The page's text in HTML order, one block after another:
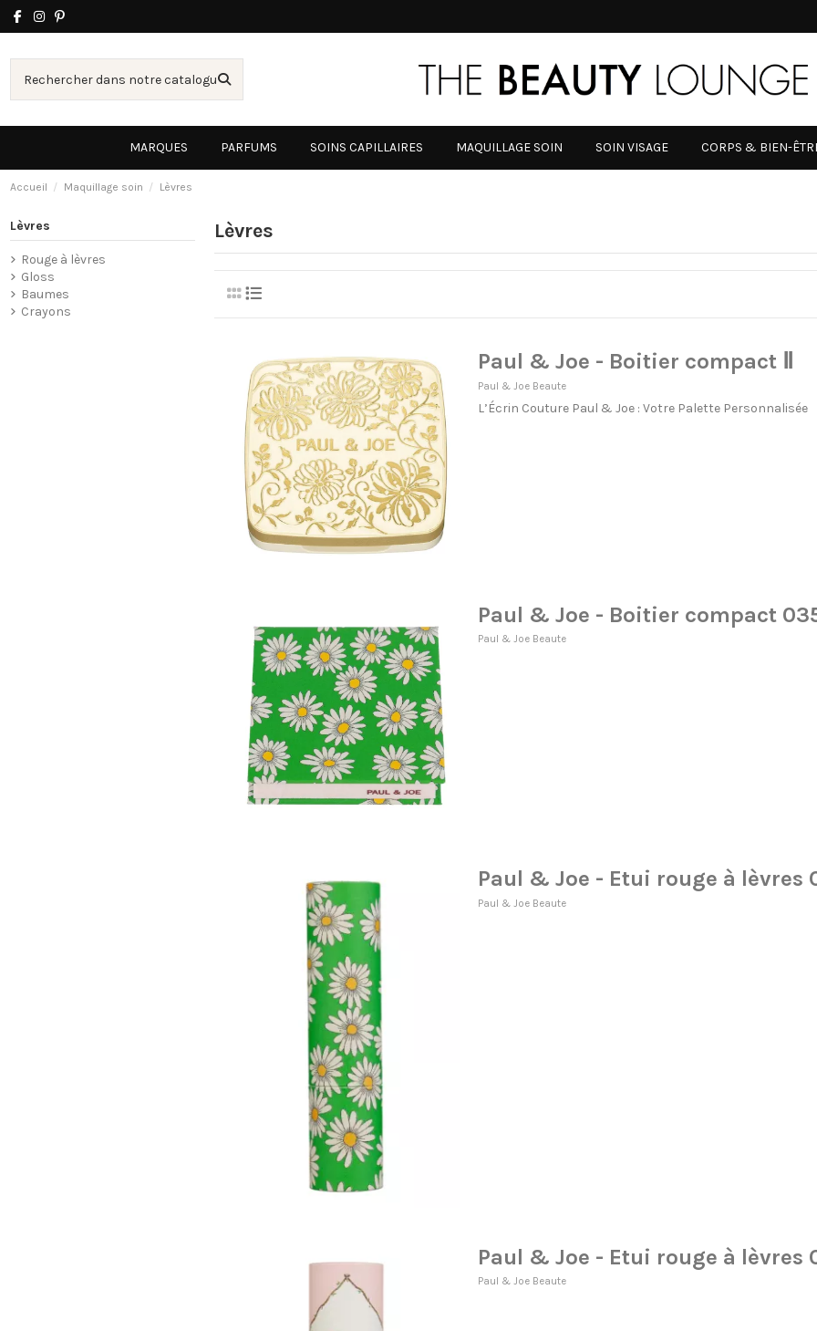
MARQUES PARFUMS SOINS CAPILLAIRES MAQUILLAGE SOIN SOIN VISAGE CORPS & BIEN-
Accueil Maquillage soin Lèvres
Lèvres
Paul & Joe - Boitier compact Ⅱ
Paul & Joe Beaute
L’Écrin Couture Paul & Joe : Votre Palette Personnalisée
Paul & Joe - Boitier compact
Paul & Joe Beaute
Paul & Joe - Etui rouge à lèvres
Paul & Joe Beaute
Paul & Joe - Etui rouge à lèvres
Paul & Joe Beaute
Lèvres
Rouge à lèvres
Gloss
Baumes
Crayons